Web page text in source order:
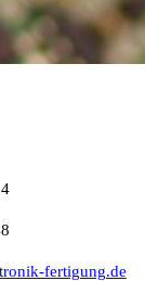
fertigung.de